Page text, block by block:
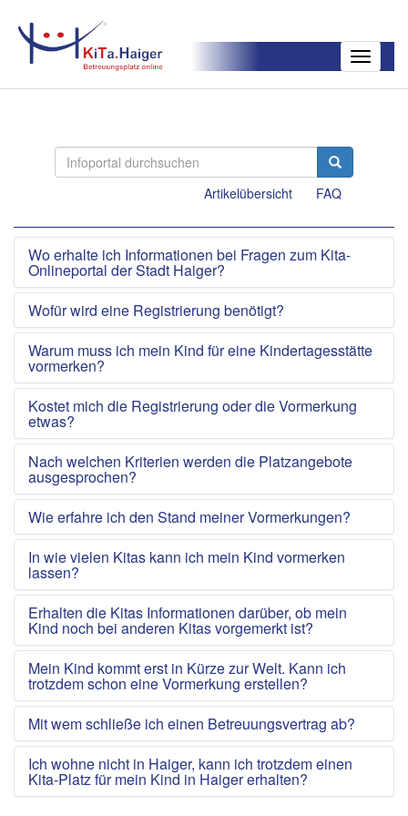
Toggle
FAQ
Artikelübersicht
Wo erhalte ich Informationen bei Fragen zum Kita-
Onlineportal der Stadt Haiger?
Wofür wird eine Registrierung benötigt?
Warum muss ich mein Kind für eine Kindertagesstätte
vormerken?
Kostet mich die Registrierung oder die Vormerkung
etwas?
Nach welchen Kriterien werden die Platzangebote
ausgesprochen?
Wie erfahre ich den Stand meiner Vormerkungen?
In wie vielen Kitas kann ich mein Kind vormerken
lassen?
Erhalten die Kitas Informationen darüber, ob mein
Kind noch bei anderen Kitas vorgemerkt ist?
Mein Kind kommt erst in Kürze zur Welt. Kann ich
trotzdem schon eine Vormerkung erstellen?
Mit wem schließe ich einen Betreuungsvertrag ab?
Ich wohne nicht in Haiger, kann ich trotzdem einen
Kita-Platz für mein Kind in Haiger erhalten?